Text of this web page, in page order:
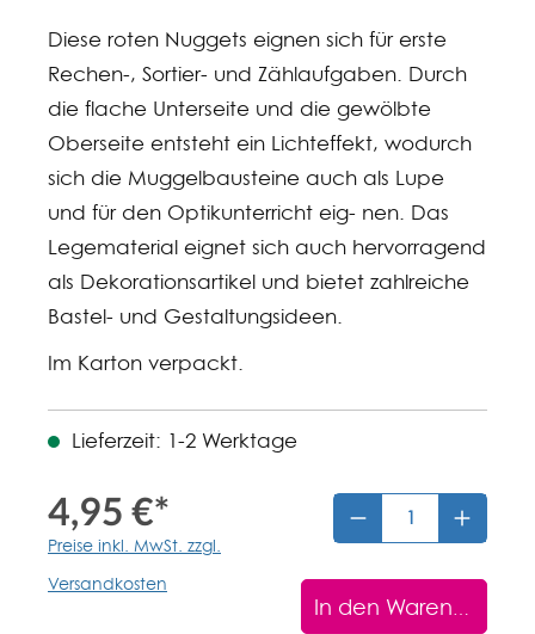
Diese roten Nuggets eignen sich für erste
Rechen-, Sortier- und Zählaufgaben. Durch
die flache Unterseite und die gewölbte
Oberseite entsteht ein Lichteffekt, wodurch
sich die Muggelbausteine auch als Lupe
und für den Optikunterricht eig- nen. Das
Legematerial eignet sich auch hervorragend
als Dekorationsartikel und bietet zahlreiche
Bastel- und Gestaltungsideen.
Im Karton verpackt.
Lieferzeit: 1-2 Werktage
4,95 €*
Preise inkl. MwSt. zzgl.
Versandkosten
In den Warenkorb